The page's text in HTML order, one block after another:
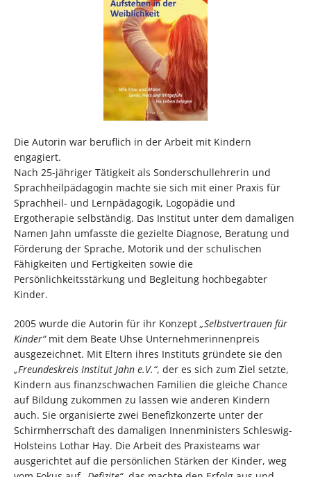
Die Autorin war beruflich in der Arbeit mit Kindern
engagiert.
Nach 25-jähriger Tätigkeit als Sonderschullehrerin und
Sprachheilpädagogin machte sie sich mit einer Praxis für
Sprachheil- und Lernpädagogik, Logopädie und
Ergotherapie selbständig. Das Institut unter dem damaligen
Namen Jahn umfasste die gezielte Diagnose, Beratung und
Förderung der Sprache, Motorik und der schulischen
Fähigkeiten und Fertigkeiten sowie die
Persönlichkeitsstärkung und Begleitung hochbegabter
Kinder.
2005 wurde die Autorin für ihr Konzept „Selbstvertrauen für
Kinder“mit dem Beate Uhse Unternehmerinnenpreis
ausgezeichnet. Mit Eltern ihres Instituts gründete sie den
„Freundeskreis Institut Jahn e.V.“, der es sich zum Ziel setzte,
Kindern aus finanzschwachen Familien die gleiche Chance
auf Bildung zukommen zu lassen wie anderen Kindern
auch. Sie organisierte zwei Benefizkonzerte unter der
Schirmherrschaft des damaligen Innenministers Schleswig-
Holsteins Lothar Hay. Die Arbeit des Praxisteams war
ausgerichtet auf die persönlichen Stärken der Kinder, weg